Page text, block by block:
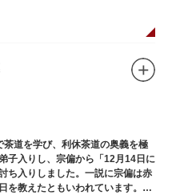
す。
道を学び、利休茶道の奥義を極
子入りし、宗偏から「12月14日に
ち入りしました。一説に宗偏は赤
を教えたともいわれています。お